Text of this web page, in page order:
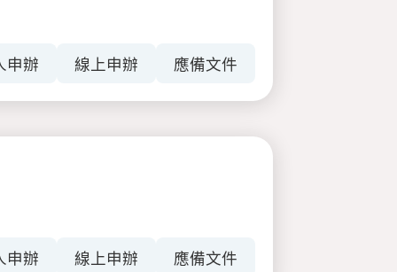
申辦 線上申辦 應備文件
申辦 線上申辦 應備文件